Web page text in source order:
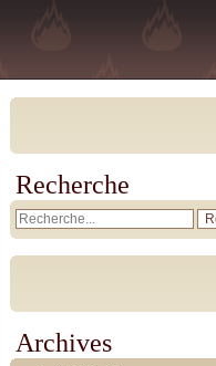
Recherche
Archives